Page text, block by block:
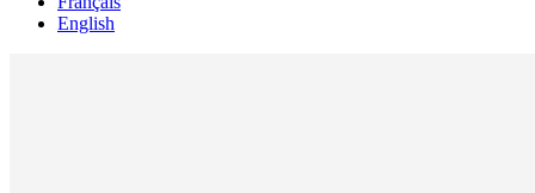
English